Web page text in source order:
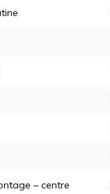
– centre